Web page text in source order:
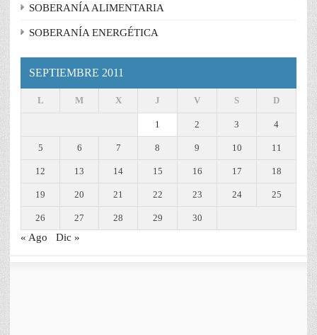
SOBERANÍA ALIMENTARIA
SOBERANÍA ENERGÉTICA
SEPTIEMBRE 2011
L M X J V S D
1 2 3 4
5 6 7 8 9 10 11
12 13 14 15 16 17 18
19 20 21 22 23 24 25
26 27 28 29 30
« Ago Dic »